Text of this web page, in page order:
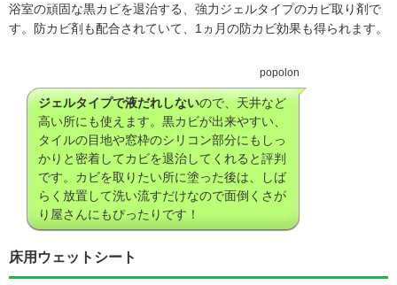
浴室の頑固な黒カビを退治する、強力ジェルタイプのカビ取り剤で
す。防カビ剤も配合されていて、1ヵ月の防カビ効果も得られます。
popolon
ジェルタイプで液だれしないので、天井など
高い所にも使えます。黒カビが出来やすい、
タイルの目地や窓枠のシリコン部分にもしっ
かりと密着してカビを退治してくれると評判
です。カビを取りたい所に塗った後は、しば
らく放置して洗い流すだけなので面倒くさが
り屋さんにもぴったりです！
床用ウェットシート